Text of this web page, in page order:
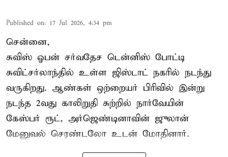
Published on: 17 Jul 2026, 4:34 pm
சென்னை,
சுவிஸ் ஓபன் சர்வதேச டென்னிஸ் போட்டி
சுவிட்சர்லாந்தில் உள்ள ஜிஸ்டாட் நகரில் நடந்து
வருகிறது. ஆண்கள் ஒற்றையர் பிரிவில் இன்று
நடந்த 2வது காலிறுதி சுற்றில் நார்வேயின்
கேஸ்பர் ரூட், அர்ஜெண்டினாவின் ஜுலான்
மேனுவல் செரண்டலோ உடன் மோதினார்.